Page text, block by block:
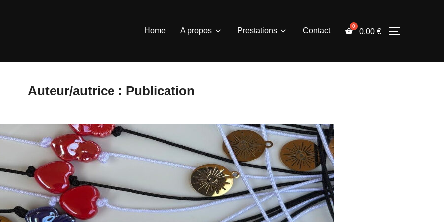
Home A propos Prestations Contact 0,00 €
Auteur/autrice : Publication